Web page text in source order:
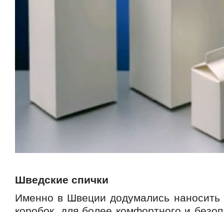
Шведские спички
Именно в Швеции додумались наносить